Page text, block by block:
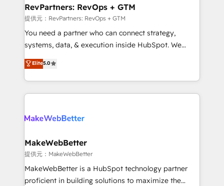
marketing campaigns, & RevOps frameworks that
fuel long-term success We connect the entire
customer lifecycle through seamless integrations,
ensure long-term adoption with change-
and service to drive sustainable growth With 6 key
HubSpot accreditations and experience across
RevPartners: RevOps + GTM
提供元：RevPartners: RevOps + GTM
You need a partner who can connect strategy,
systems, data, & execution inside HubSpot. We
bridge the gap where most agencies fall short by
combining GTM strategy with technical execution to
solve the right problem with the right solution. As the
only firm in the world to hold Elite Partner
clients gain a unique advantage in CRM architecture,
market execution. Why B2B Businesses Choose RP: -
Secure: Soc2 compliant 🛡️ - Pricing: Implementations
starting at $1,5k 💵 - Speed: Launch in 14 days ⚡ -
Global: 75+ RPers across five continents 🌐 - Scale:
Elite5.0
MakeWebBetter
提供元：MakeWebBetter
MakeWebBetter is a HubSpot technology partner
proficient in building solutions to maximize the